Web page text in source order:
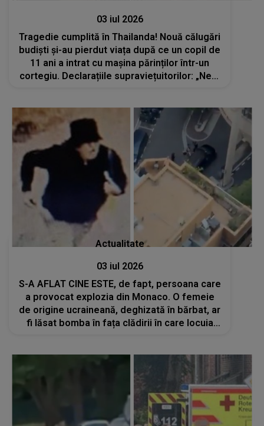
03 iul 2026
Tragedie cumplită în Thailanda! Nouă călugări
budiști și-au pierdut viața după ce un copil de
11 ani a intrat cu mașina părinților într-un
cortegiu. Declarațiile supraviețuitorilor: „Ne-a
Actualitate
03 iul 2026
S-A AFLAT CINE ESTE, de fapt, persoana care
a provocat explozia din Monaco. O femeie
de origine ucraineană, deghizată în bărbat, ar
fi lăsat bomba în fața clădirii în care locuia